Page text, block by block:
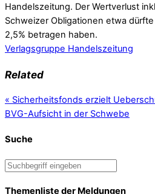
Handelszeitung. Der Wertverlust
Schweizer Obligationen etwa
2,5% betragen haben.
Verlagsgruppe Handelszeitung
Related
« Sicherheitsfonds erzielt
BVG-Aufsicht in der Schwebe
Suche
Themenliste der Meldungen